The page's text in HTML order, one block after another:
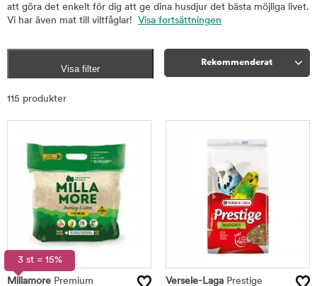
att göra det enkelt för dig att ge dina husdjur det bästa möjliga livet.
Vi har även mat till viltfåglar! Visa fortsättningen
Visa filter
Rekommenderat
115 produkter
3 st = 15%
Millamore Premium
Versele-Laga Prestige